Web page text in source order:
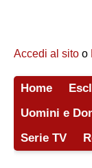
Accedi al sito o
Home
Uomini e
Serie TV